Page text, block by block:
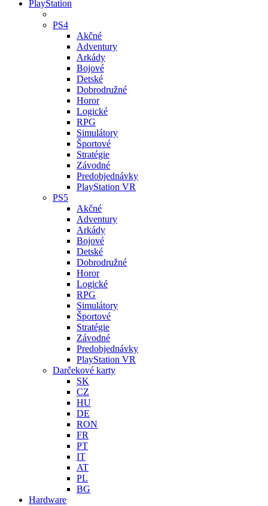
PlayStation
PS4
Akčné
Adventury
Arkády
Bojové
Detské
Dobrodružné
Horor
Logické
RPG
Simulátory
Športové
Stratégie
Závodné
Predobjednávky
PlayStation VR
PS5
Akčné
Adventury
Arkády
Bojové
Detské
Dobrodružné
Horor
Logické
RPG
Simulátory
Športové
Stratégie
Závodné
Predobjednávky
PlayStation VR
Darčekové karty
SK
CZ
HU
DE
RON
FR
PT
IT
AT
PL
BG
Hardware